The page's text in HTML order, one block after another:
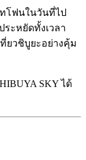
โฟนในวันที่ไป
ะหยัดทั้งเวลา
ยวชิบูยะอย่างคุ้ม
SKY ได้